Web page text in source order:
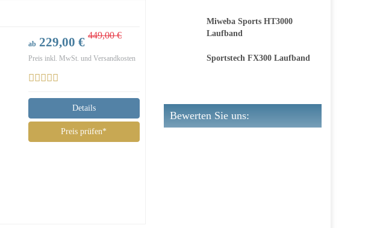
ab 229,00 €449,00 €
Preis inkl. MwSt. und Versandkosten
Details
Preis prüfen*
Miweba Sports HT3000
Laufband
Sportstech FX300 Laufband
Bewerten Sie uns: